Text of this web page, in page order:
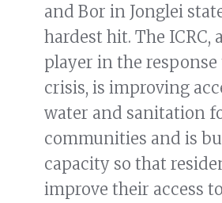
and Bor in Jonglei
hardest hit. The ICRC,
player in the response
crisis, is improving
water and sanitation
communities and is
capacity so that
improve their access